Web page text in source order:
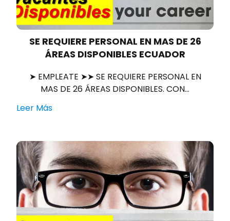
SE REQUIERE PERSONAL EN MAS DE 26
ÁREAS DISPONIBLES ECUADOR
➤ EMPLEATE ➤➤ SE REQUIERE PERSONAL EN
MAS DE 26 ÁREAS DISPONIBLES. CON…
Leer Más